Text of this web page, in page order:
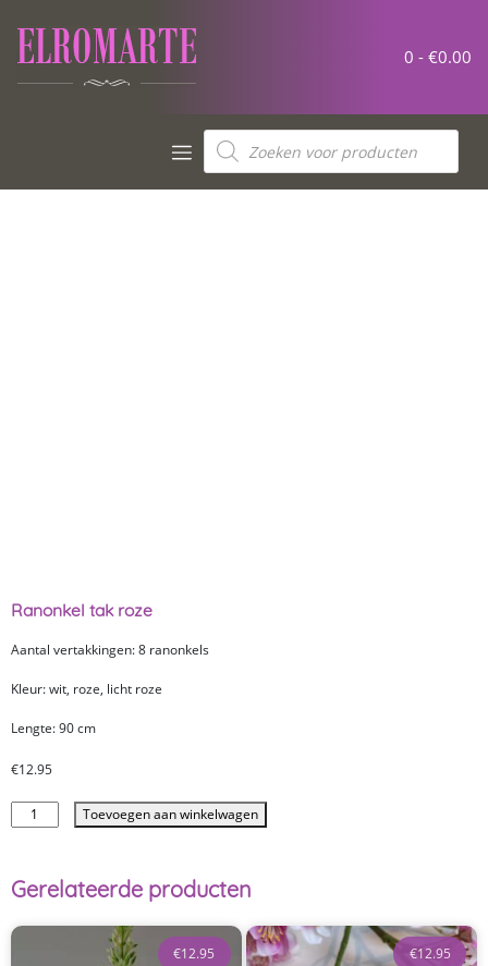
0 - €0.00
Ranonkel tak roze
Aantal vertakkingen: 8 ranonkels
Kleur: wit, roze, licht roze
Lengte: 90 cm
€12.95
Toevoegen aan winkelwagen
Gerelateerde producten
€12.95 €12.95